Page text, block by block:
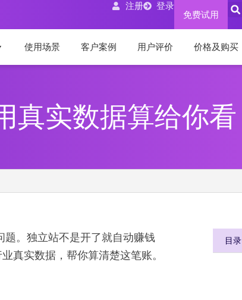
注册
登录
免费试用
使用场景 客户案例 用户评价 价格及购买
真实数据算给你看
题。独立站不是开了就自动赚钱
真实数据，帮你算清楚这笔账。
目录